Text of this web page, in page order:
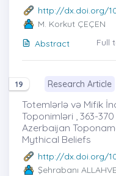
http://dx.doi.org/
M. Korkut ÇEÇEN
Abstract
Full
19 Research Article
Totemlərlə və Mifik
Toponimləri , 363-370
Azerbaijan
Mythical Beliefs
http://dx.doi.org/
Şehrabanı